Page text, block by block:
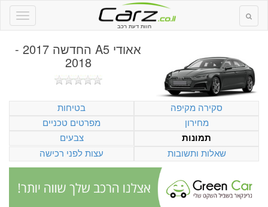
חוות דעת רכב
אאודי A5 החדשה 2017 -
2018
סקירה מקיפה
בטיחות
מחירון
מפרטים טכניים
תמונות
צבעים
שאלות ותשובות
עצות לפני רכישה